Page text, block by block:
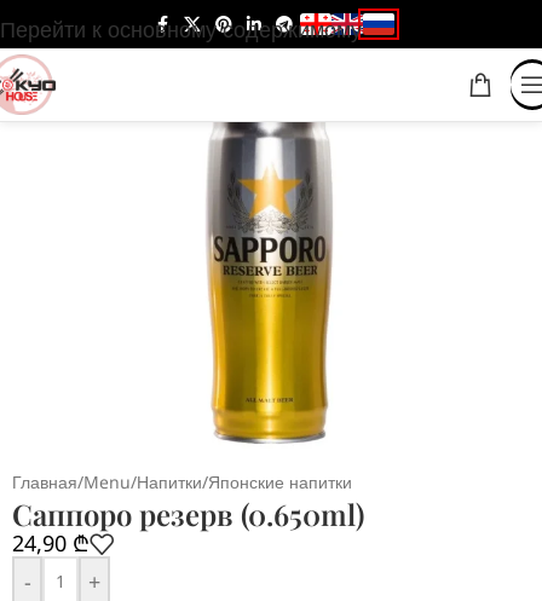
Перейти к основному содержимому
Главная/Menu/Напитки/Японские напитки
Саппоро резерв (0.650ml)
24,90 ₾
-
+